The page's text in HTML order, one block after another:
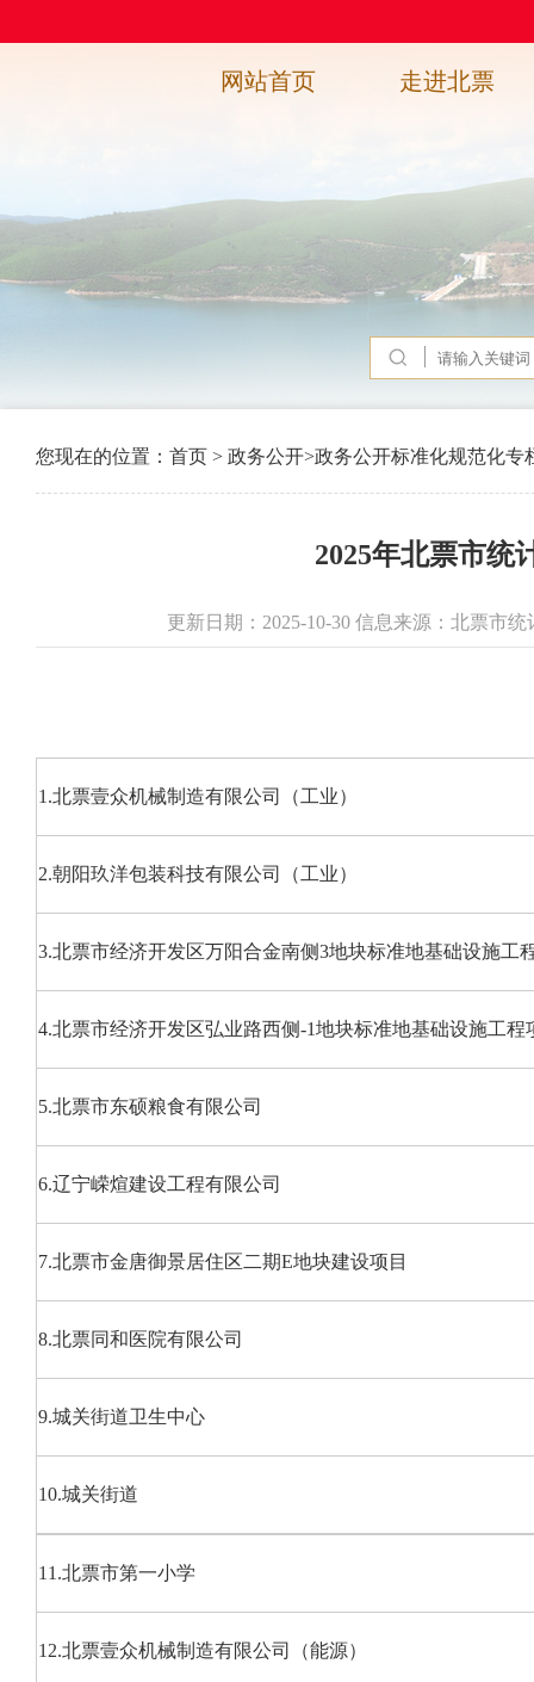
网站首页 走进北票
您现在的位置： 首页 > 政务公开>政务公开标准化规范化专
2025年北票市统
更新日期：2025-10-30 信息来源：北票市
1.北票壹众机械制造有限公司（工业）
2.朝阳玖洋包装科技有限公司（工业）
3.北票市经济开发区万阳合金南侧3地块标准地基础设施工
4.北票市经济开发区弘业路西侧-1地块标准地基础设施工程
5.北票市东硕粮食有限公司
6.辽宁嵘煊建设工程有限公司
7.北票市金唐御景居住区二期E地块建设项目
8.北票同和医院有限公司
9.城关街道卫生中心
10.城关街道
11.北票市第一小学
12.北票壹众机械制造有限公司（能源）